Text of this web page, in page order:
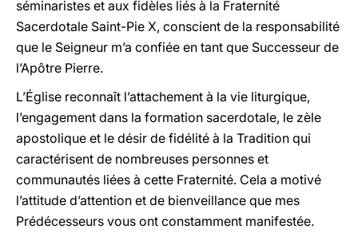
séminaristes et aux fidèles liés à la Fraternité
Sacerdotale Saint-Pie X, conscient de la responsabilité
que le Seigneur m’a confiée en tant que Successeur de
l’Apôtre Pierre.
L’Église reconnaît l’attachement à la vie liturgique,
l’engagement dans la formation sacerdotale, le zèle
apostolique et le désir de fidélité à la Tradition qui
caractérisent de nombreuses personnes et
communautés liées à cette Fraternité. Cela a motivé
l’attitude d’attention et de bienveillance que mes
Prédécesseurs vous ont constamment manifestée.